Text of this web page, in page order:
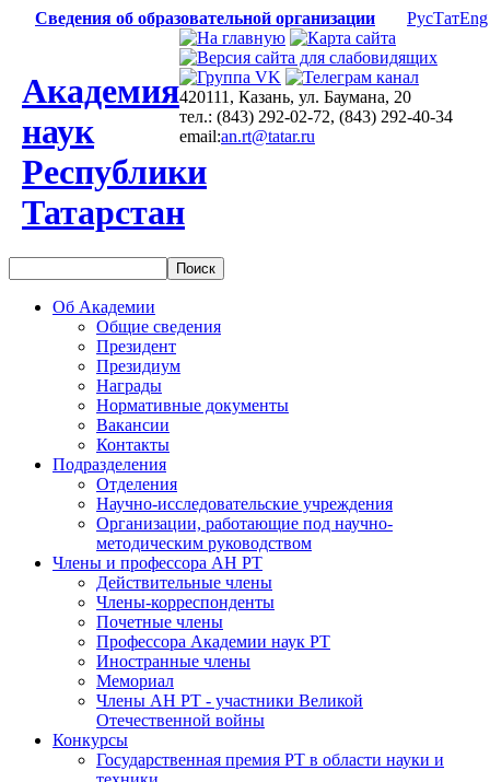
Сведения об образовательной организации РусТатEng
Академия
наук
Республики
Татарстан
420111, Казань, ул. Баумана, 20
тел.: (843) 292-02-72, (843) 292-40-34
email:an.rt@tatar.ru
Об Академии
Общие сведения
Президент
Президиум
Награды
Нормативные документы
Вакансии
Контакты
Подразделения
Отделения
Научно-исследовательские учреждения
Организации, работающие под научно-
методическим руководством
Члены и профессора АН РТ
Действительные члены
Члены-корреспонденты
Почетные члены
Профессора Академии наук РТ
Иностранные члены
Мемориал
Члены АН РТ - участники Великой
Отечественной войны
Конкурсы
Государственная премия РТ в области науки и